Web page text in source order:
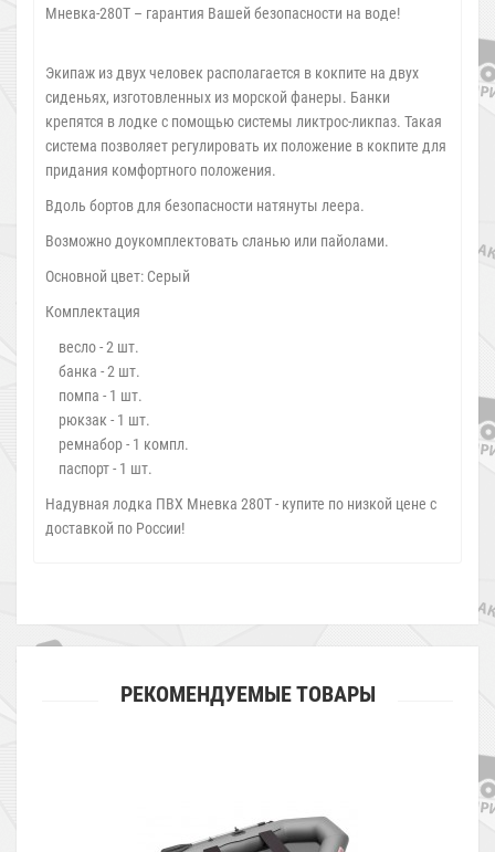
Мневка-280Т – гарантия Вашей безопасности на воде!
Экипаж из двух человек располагается в кокпите на двух
сиденьях, изготовленных из морской фанеры. Банки
крепятся в лодке с помощью системы ликтрос-ликпаз. Такая
система позволяет регулировать их положение в кокпите для
придания комфортного положения.
Вдоль бортов для безопасности натянуты леера.
Возможно доукомплектовать сланью или пайолами.
Основной цвет: Серый
Комплектация
весло - 2 шт.
банка - 2 шт.
помпа - 1 шт.
рюкзак - 1 шт.
ремнабор - 1 компл.
паспорт - 1 шт.
Надувная лодка ПВХ Мневка 280Т - купите по низкой цене с
доставкой по России!
РЕКОМЕНДУЕМЫЕ ТОВАРЫ